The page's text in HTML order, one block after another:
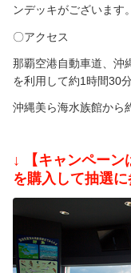
ンデッキがございます。
〇アクセス
那覇空港自動車道、沖
を利用して約1時間30
沖縄美ら海水族館から
↓
【キャンペー
を購入して抽選